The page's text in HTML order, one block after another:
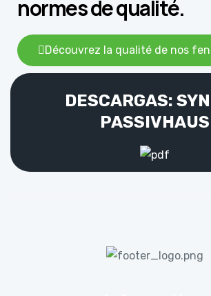
normes de qualité.
Découvrez la qualité de nos
DESCARGAS:
PASSIVHAUS